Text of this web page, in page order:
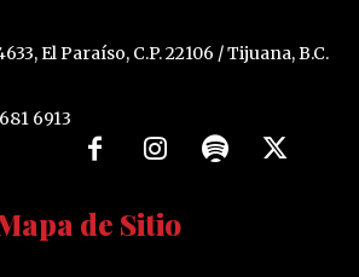
El Paraíso, C.P. 22106 / Tijuana, B.C.
6913
de Sitio